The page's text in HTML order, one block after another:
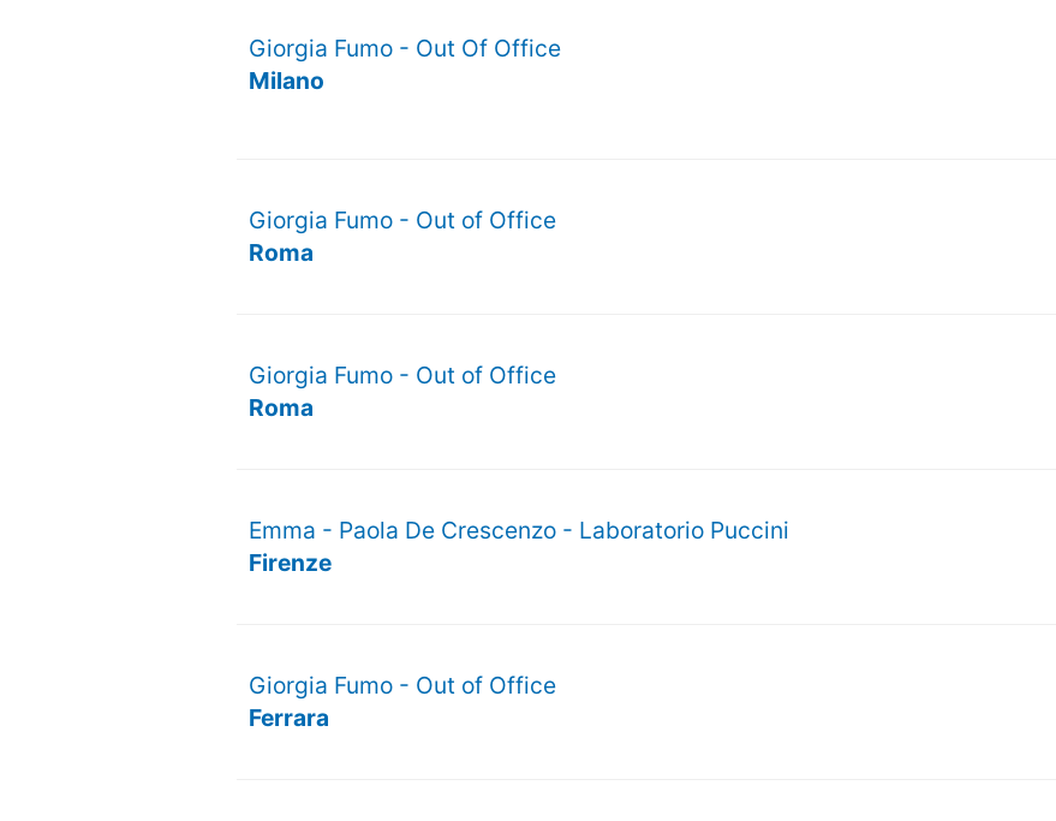
Giorgia Fumo - Out Of Office
Milano
Giorgia Fumo - Out of Office
Roma
Giorgia Fumo - Out of Office
Roma
Emma - Paola De Crescenzo - Laboratorio Puccini
Firenze
Giorgia Fumo - Out of Office
Ferrara